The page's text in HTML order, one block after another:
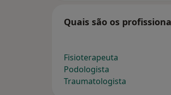
Quais são os
Fisioterapeuta
Podologista
Traumatologista